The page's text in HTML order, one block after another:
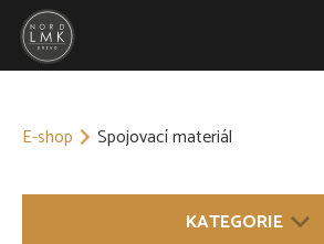
E-shop Spojovací materiál
KATEGORIE